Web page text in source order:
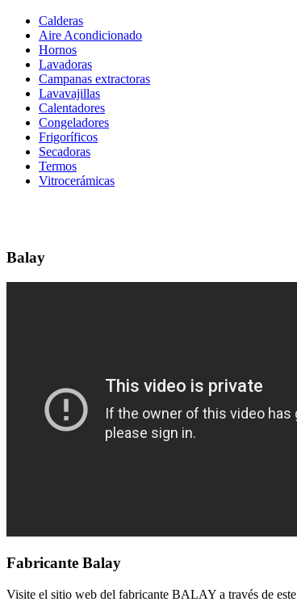
Calderas
Aire Acondicionado
Hornos
Lavadoras
Campanas extractoras
Lavavajillas
Calentadores
Congeladores
Frigoríficos
Secadoras
Termos
Vitrocerámicas
Balay
Fabricante Balay
Visite el sitio web del fabricante BALAY a través de este